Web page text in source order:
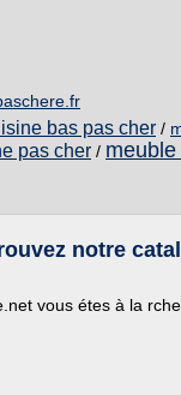
bas pas cher /
pas cher /
notre
vous étes à la